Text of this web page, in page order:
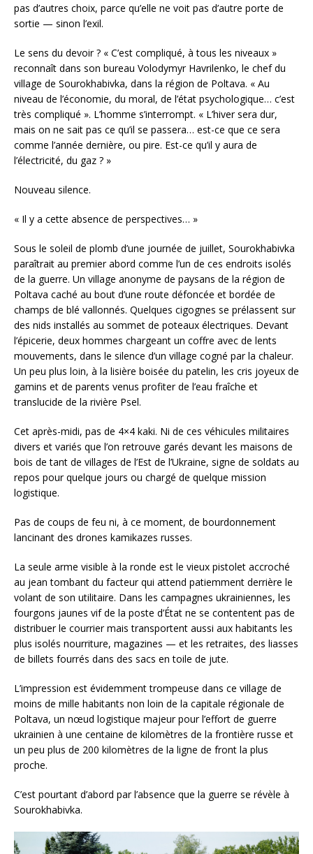
pas d’autres choix, parce qu’elle ne voit pas d’autre porte de
sortie — sinon l’exil.
Le sens du devoir ? « C’est compliqué, à tous les niveaux »
reconnaît dans son bureau Volodymyr Havrilenko, le chef du
village de Sourokhabivka, dans la région de Poltava. « Au
niveau de l’économie, du moral, de l’état psychologique… c’est
très compliqué ». L’homme s’interrompt. « L’hiver sera dur,
mais on ne sait pas ce qu’il se passera… est-ce que ce sera
comme l’année dernière, ou pire. Est-ce qu’il y aura de
l’électricité, du gaz ? »
Nouveau silence.
« Il y a cette absence de perspectives… »
Sous le soleil de plomb d’une journée de juillet, Sourokhabivka
paraîtrait au premier abord comme l’un de ces endroits isolés
de la guerre. Un village anonyme de paysans de la région de
Poltava caché au bout d’une route défoncée et bordée de
champs de blé vallonnés. Quelques cigognes se prélassent sur
des nids installés au sommet de poteaux électriques. Devant
l’épicerie, deux hommes chargeant un coffre avec de lents
mouvements, dans le silence d’un village cogné par la chaleur.
Un peu plus loin, à la lisière boisée du patelin, les cris joyeux de
gamins et de parents venus profiter de l’eau fraîche et
translucide de la rivière Psel.
Cet après-midi, pas de 4×4 kaki. Ni de ces véhicules militaires
divers et variés que l’on retrouve garés devant les maisons de
bois de tant de villages de l’Est de l’Ukraine, signe de soldats au
repos pour quelque jours ou chargé de quelque mission
logistique.
Pas de coups de feu ni, à ce moment, de bourdonnement
lancinant des drones kamikazes russes.
La seule arme visible à la ronde est le vieux pistolet accroché
au jean tombant du facteur qui attend patiemment derrière le
volant de son utilitaire. Dans les campagnes ukrainiennes, les
fourgons jaunes vif de la poste d’État ne se contentent pas de
distribuer le courrier mais transportent aussi aux habitants les
plus isolés nourriture, magazines — et les retraites, des liasses
de billets fourrés dans des sacs en toile de jute.
L’impression est évidemment trompeuse dans ce village de
moins de mille habitants non loin de la capitale régionale de
Poltava, un nœud logistique majeur pour l’effort de guerre
ukrainien à une centaine de kilomètres de la frontière russe et
un peu plus de 200 kilomètres de la ligne de front la plus
proche.
C’est pourtant d’abord par l’absence que la guerre se révèle à
Sourokhabivka.